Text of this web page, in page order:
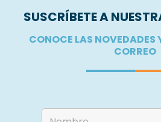
SUSCRÍBETE A
CONOCE LAS NOVEDADES
CORREO